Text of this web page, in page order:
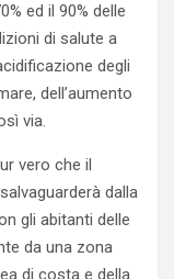
ed il 90% delle
di salute a
degli
dell’aumento
via.
vero che il
dalla
gli abitanti delle
da una zona
di costa e della